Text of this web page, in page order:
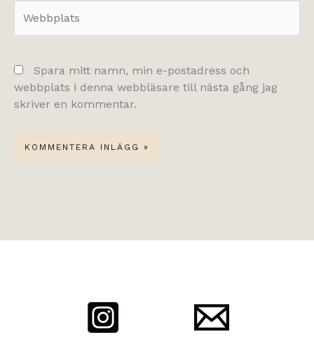
Spara mitt namn, min e-postadress och
webbplats i denna webbläsare till nästa gång jag
skriver en kommentar.